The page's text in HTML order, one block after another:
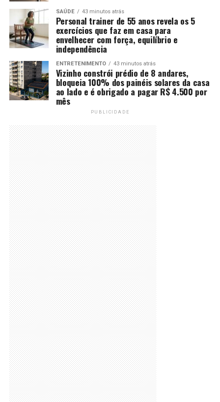
SAÚDE 43 minutos atrás
Personal trainer de 55 anos revela os 5
exercícios que faz em casa para
envelhecer com força, equilíbrio e
independência
ENTRETENIMENTO 43 minutos atrás
Vizinho constrói prédio de 8 andares,
bloqueia 100% dos painéis solares da casa
ao lado e é obrigado a pagar R$ 4.500 por
mês
PUBLICIDADE